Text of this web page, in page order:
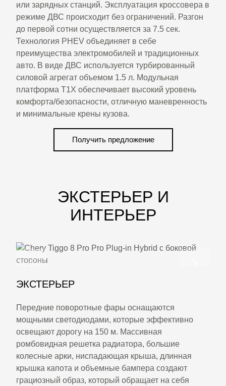
или зарядных станций. Эксплуатация кроссовера в
режиме ДВС происходит без ограничений. Разгон
до первой сотни осуществляется за 7.5 сек.
Технология PHEV объединяет в себе
преимущества электромобилей и традиционных
авто. В виде ДВС используется турбированный
силовой агрегат объемом 1.5 л. Модульная
платформа T1X обеспечивает высокий уровень
комфорта/безопасности, отличную маневренность
и минимальные крены кузова.
Получить предложение
ЭКСТЕРЬЕР И
ИНТЕРЬЕР
ЭКСТЕРЬЕР
Передние поворотные фары оснащаются
мощными светодиодами, которые эффективно
освещают дорогу на 150 м. Массивная
ромбовидная решетка радиатора, большие
колесные арки, ниспадающая крыша, длинная
крышка капота и объемные бампера создают
грациозный образ, который обращает на себя